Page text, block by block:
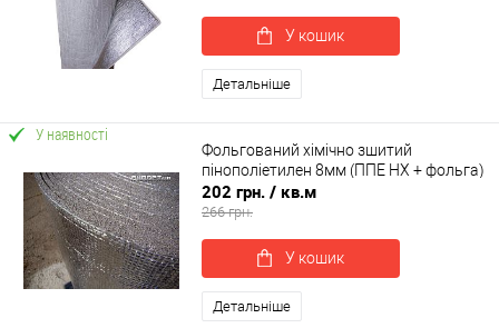
У кошик
Детальніше
У наявності
Фольгований хімічно зшитий
пінополіетилен 8мм (ППЕ НХ + фольга)
202 грн. / кв.м
266 грн.
У кошик
Детальніше